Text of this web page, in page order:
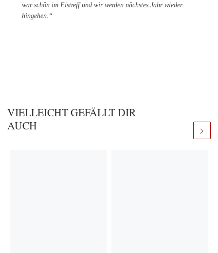
war schön im Eistreff und wir werden nächstes Jahr wieder
hingehen.“
VIELLEICHT GEFÄLLT DIR
AUCH